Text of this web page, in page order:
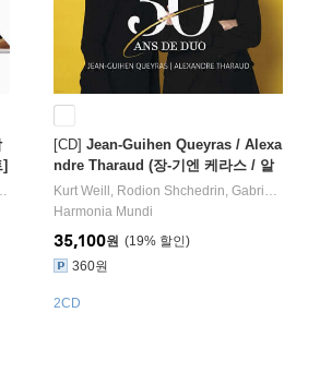
스트라 작곡/임선혜 노래
Claudio Monteverdi ,Francesco Cavalli ,Antonio
[CD] Jean-Guihen Queyras / Alexa
ndre Tharaud (장-기엔 케라스 / 알
렉산드르 타로) - 듀오 30주년 (30 A
ns De Duo)
Kurt Weill , Rodion Shchedrin, Gabriel Faure
Harmonia Mundi
19%
35,100원
360원
2CD